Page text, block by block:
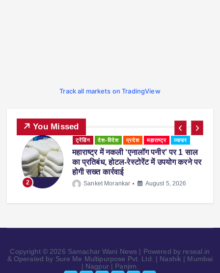
Track all markets on TradingView
You Missed
3
व्यापार
पुणे में अमित शाह ने युवाओं को दी सलाह, बोले-
‘गीतारहस्य पढ़ेंगे तो जीवन में कभी गलती नहीं
करेंगे’
Sanket Morankar August 1, 2026
Copyright © 2026 Samachar Wani News | Powered by reseal.in
& Operated by Sure Me Multipurpose Pvt. Ltd. | Nashik | Mumbai
| Nagpur | Panjim.